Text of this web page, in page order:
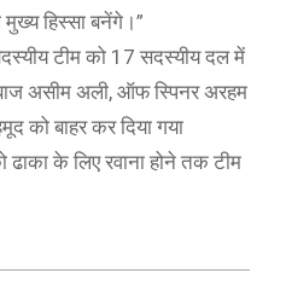
हिस्सा बनेंगे।”
टीम को 17 सदस्यीय दल में
असीम अली, ऑफ स्पिनर अरहम
को बाहर कर दिया गया
के लिए रवाना होने तक टीम